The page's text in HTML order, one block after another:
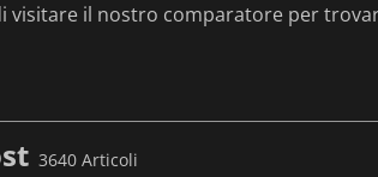
visitare il nostro comparatore per
3640 Articoli